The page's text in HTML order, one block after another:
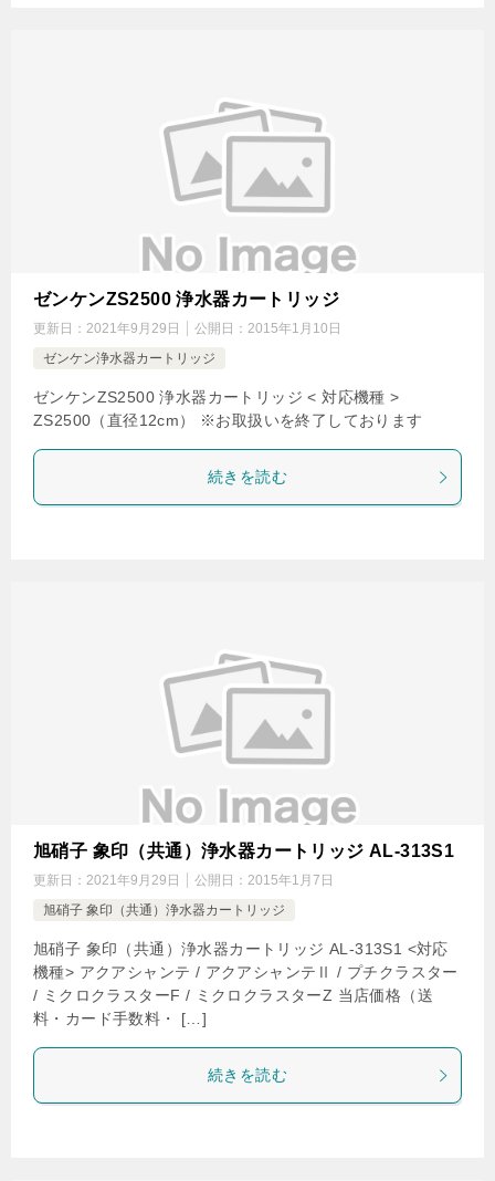
ゼンケンZS2500 浄水器カートリッジ
更新日： 2021年9月29日 公開日： 2015年1月10日
ゼンケン浄水器カートリッジ
ゼンケンZS2500 浄水器カートリッジ < 対応機種 >
ZS2500（直径12cm） ※お取扱いを終了しております
続きを読む
旭硝子 象印（共通）浄水器カートリッジ AL-313S1
更新日： 2021年9月29日 公開日： 2015年1月7日
旭硝子 象印（共通）浄水器カートリッジ
旭硝子 象印（共通）浄水器カートリッジ AL-313S1 <対応
機種> アクアシャンテ / アクアシャンテⅡ / プチクラスター
/ ミクロクラスターF / ミクロクラスターZ 当店価格（送
料・カード手数料・ […]
続きを読む